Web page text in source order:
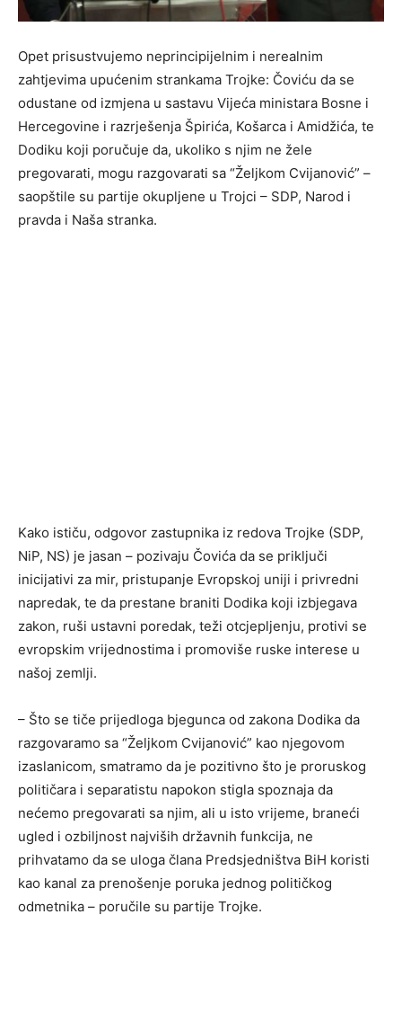
Opet prisustvujemo neprincipijelnim i nerealnim
zahtjevima upućenim strankama Trojke: Čoviću da se
odustane od izmjena u sastavu Vijeća ministara Bosne i
Hercegovine i razrješenja Špirića, Košarca i Amidžića, te
Dodiku koji poručuje da, ukoliko s njim ne žele
pregovarati, mogu razgovarati sa “Željkom Cvijanović” –
saopštile su partije okupljene u Trojci – SDP, Narod i
pravda i Naša stranka.
Kako ističu, odgovor zastupnika iz redova Trojke (SDP,
NiP, NS) je jasan – pozivaju Čovića da se priključi
inicijativi za mir, pristupanje Evropskoj uniji i privredni
napredak, te da prestane braniti Dodika koji izbjegava
zakon, ruši ustavni poredak, teži otcjepljenju, protivi se
evropskim vrijednostima i promoviše ruske interese u
našoj zemlji.
– Što se tiče prijedloga bjegunca od zakona Dodika da
razgovaramo sa “Željkom Cvijanović” kao njegovom
izaslanicom, smatramo da je pozitivno što je proruskog
političara i separatistu napokon stigla spoznaja da
nećemo pregovarati sa njim, ali u isto vrijeme, braneći
ugled i ozbiljnost najviših državnih funkcija, ne
prihvatamo da se uloga člana Predsjedništva BiH koristi
kao kanal za prenošenje poruka jednog političkog
odmetnika – poručile su partije Trojke.